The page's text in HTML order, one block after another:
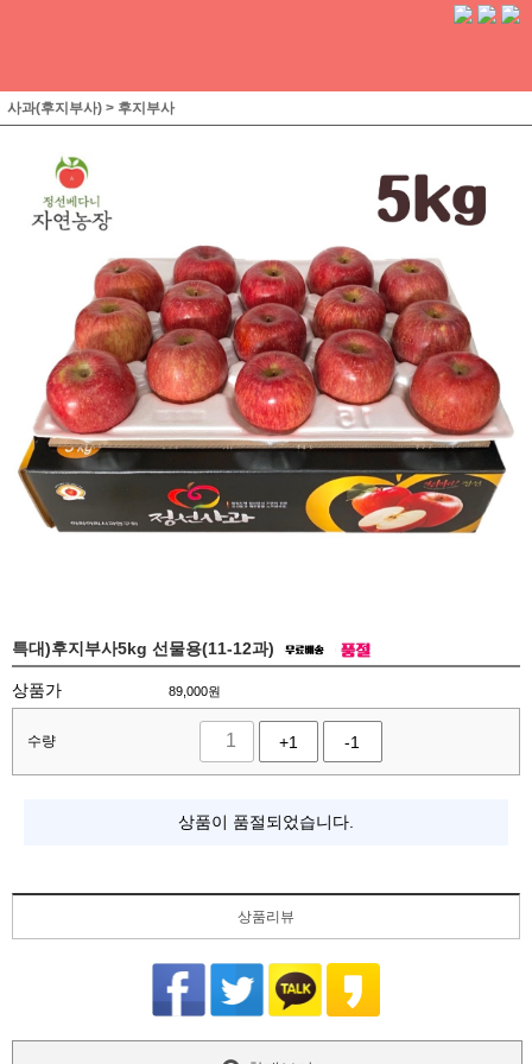
사과(후지부사) > 후지부사
특대)후지부사5kg 선물용(11-12과)
상품가 89,000원
수량 +1 -1
상품이 품절되었습니다.
상품리뷰